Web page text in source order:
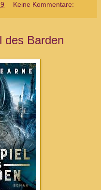
Keine Kommentare:
des Barden